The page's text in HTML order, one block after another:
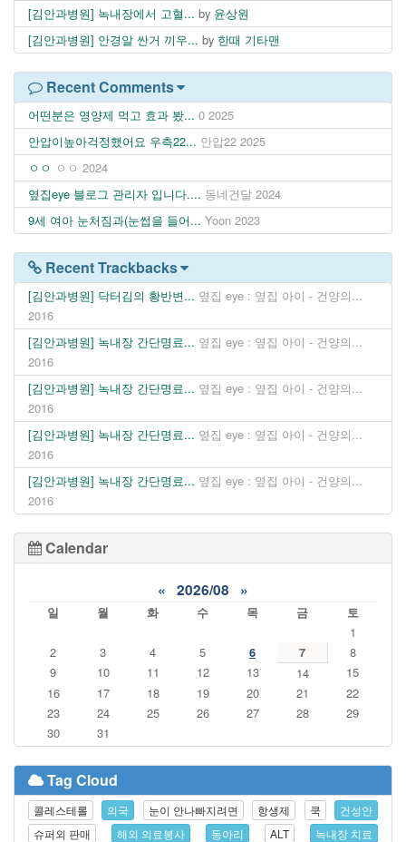
[김안과병원] 녹내장에서 고혈... by 윤상원
[김안과병원] 안경알 싼거 끼우... by 한때 기타맨
Recent Comments
어떤분은 영양제 먹고 효과 봤... 0 2025
안압이높아걱정했어요 우측22... 안압22 2025
ㅇㅇ ㅇㅇ 2024
옆집eye 블로그 관리자 입니다.... 동네건달 2024
9세 여아 눈처짐과(눈썹을 들어... Yoon 2023
Recent Trackbacks
[김안과병원] 닥터김의 황반변... 옆집 eye : 옆집 아이 - 건양의...
2016
[김안과병원] 녹내장 간단명료... 옆집 eye : 옆집 아이 - 건양의...
2016
[김안과병원] 녹내장 간단명료... 옆집 eye : 옆집 아이 - 건양의...
2016
[김안과병원] 녹내장 간단명료... 옆집 eye : 옆집 아이 - 건양의...
2016
[김안과병원] 녹내장 간단명료... 옆집 eye : 옆집 아이 - 건양의...
2016
Calendar
« 2026/08 »
일 월 화 수 목 금
토
1
2
3 4 5 6 7
8
9
10 11 12 13 14
15
16
17 18 19 20 21
22
23
24 25 26 27 28
29
30
31
Tag Cloud
콜레스테롤 의국 눈이 안나빠지려면 항생제 쿡
건성안
슈퍼외 판매
해외 의료봉사 동아리 ALT
녹내장 치료